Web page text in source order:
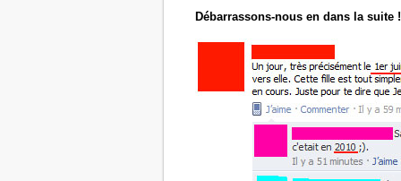
Débarrassons-nous en dans la suite !